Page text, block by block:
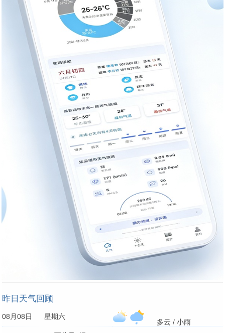
昨日天气回顾
08月08日 星期六
多云 / 小雨